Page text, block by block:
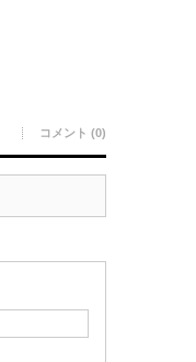
コメント (0)